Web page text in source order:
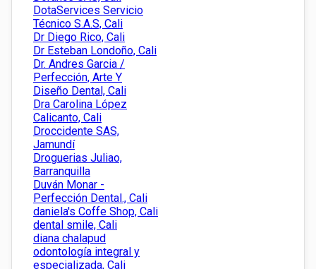
DotaServices Servicio
Técnico S.A.S, Cali
Dr Diego Rico, Cali
Dr Esteban Londoño, Cali
Dr. Andres Garcia /
Perfección, Arte Y
Diseño Dental, Cali
Dra Carolina López
Calicanto, Cali
Droccidente SAS,
Jamundí
Droguerias Juliao,
Barranquilla
Duván Monar -
Perfección Dental., Cali
daniela's Coffe Shop, Cali
dental smile, Cali
diana chalapud
odontología integral y
especializada, Cali